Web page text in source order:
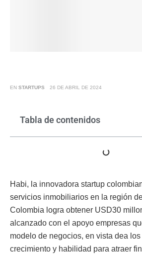
EN STARTUPS 26 DE ABRIL DE 2024
Tabla de contenidos
Habi, la innovadora startup
servicios inmobiliarios en la región
Colombia logra obtener USD30
alcanzado con el apoyo empresas
modelo de negocios, en vista dea
crecimiento y habilidad para atraer